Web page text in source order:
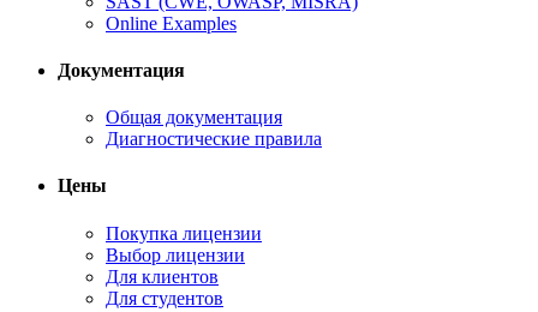
Online Examples
Документация
Общая документация
Диагностические правила
Цены
Покупка лицензии
Выбор лицензии
Для клиентов
Для студентов